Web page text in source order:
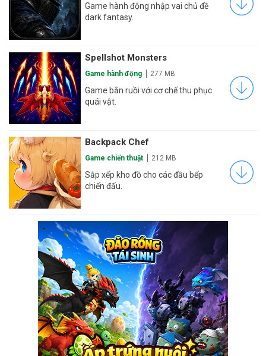
Game hành động nhập vai chủ đề
dark fantasy.
Spellshot Monsters
Game hành động 277 MB
Game bắn ruồi với cơ chế thu phục
quái vật.
Backpack Chef
Game chiến thuật 212 MB
Sắp xếp kho đồ cho các đầu bếp
chiến đấu.